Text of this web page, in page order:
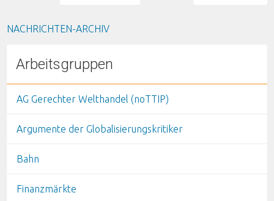
NACHRICHTEN-ARCHIV
Arbeitsgruppen
AG Gerechter Welthandel (noTTIP)
Argumente der Globalisierungskritiker
Bahn
Finanzmärkte